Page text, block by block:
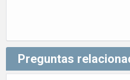
Preguntas